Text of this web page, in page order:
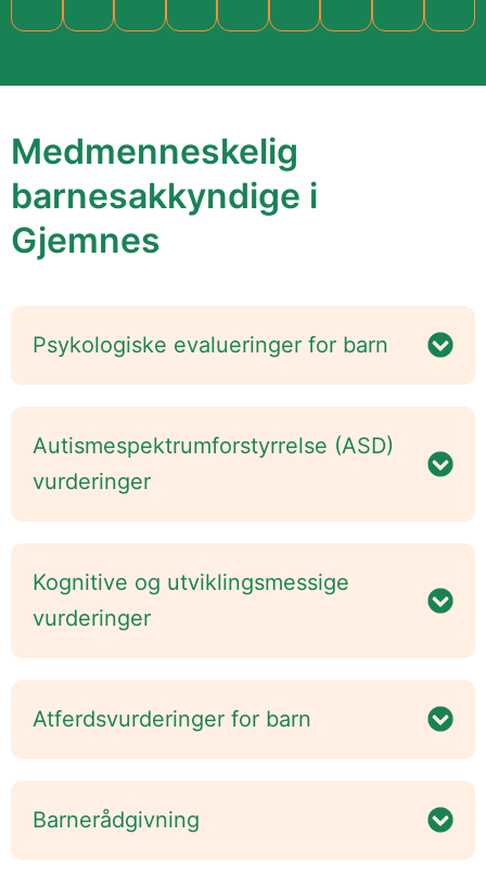
Medmenneskelig
barnesakkyndige i
Gjemnes
Psykologiske evalueringer for barn
Autismespektrumforstyrrelse (ASD)
vurderinger
Kognitive og utviklingsmessige
vurderinger
Atferdsvurderinger for barn
Barnerådgivning